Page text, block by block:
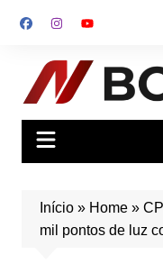
para
conteúdo
Início» Home»
mil pontos de luz